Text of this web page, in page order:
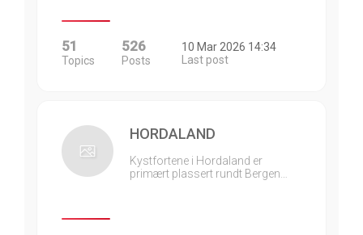
51
Topics
526
Posts
10 Mar 2026 14:34
Last post
HORDALAND
Kystfortene i Hordaland er
primært plassert rundt Bergen…